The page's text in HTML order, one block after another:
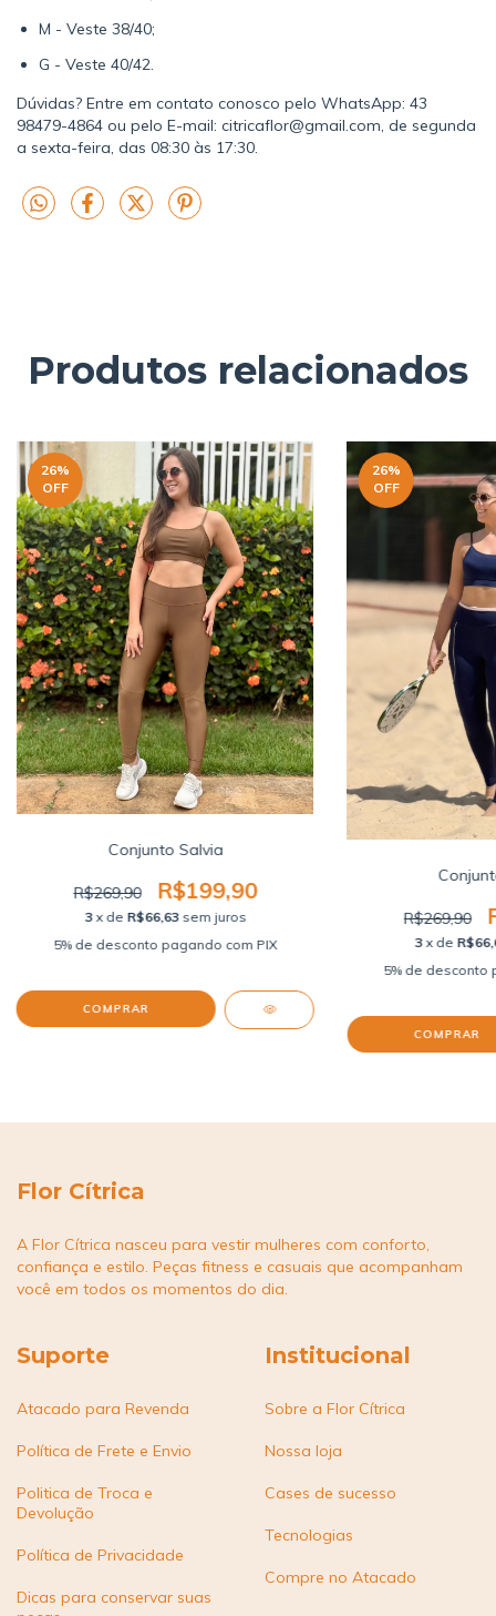
M - Veste 38/40;
G - Veste 40/42.
Dúvidas? Entre em contato conosco pelo WhatsApp: 43
98479-4864 ou pelo E-mail: citricaflor@gmail.com, de segunda
a sexta-feira, das 08:30 às 17:30.
Produtos relacionados
26%
OFF
Conjunto Salvia
R$269,90 R$199,90
3 x de R$66,63 sem juros
COMPRAR
26%
OFF
R$269,90
3 x de
COMPRAR
Flor Cítrica
A Flor Cítrica nasceu para vestir mulheres com conforto,
confiança e estilo. Peças fitness e casuais que acompanham
você em todos os momentos do dia.
Suporte
Atacado para Revenda
Política de Frete e Envio
Politica de Troca e
Devolução
Política de Privacidade
Dicas para conservar suas
Institucional
Sobre a Flor Cítrica
Nossa loja
Cases de sucesso
Tecnologias
Compre no Atacado